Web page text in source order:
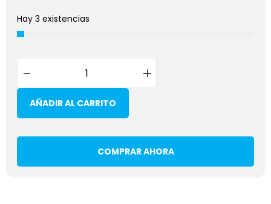
Hay 3 existencias
AÑADIR AL CARRITO
COMPRAR AHORA